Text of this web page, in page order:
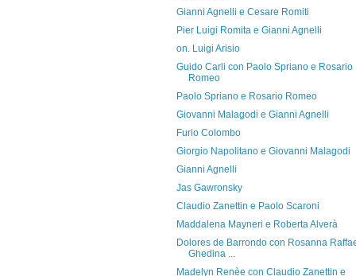
Gianni Agnelli e Cesare Romiti
Pier Luigi Romita e Gianni Agnelli
on. Luigi Arisio
Guido Carli con Paolo Spriano e Rosario
Romeo
Paolo Spriano e Rosario Romeo
Giovanni Malagodi e Gianni Agnelli
Furio Colombo
Giorgio Napolitano e Giovanni Malagodi
Gianni Agnelli
Jas Gawronsky
Claudio Zanettin e Paolo Scaroni
Maddalena Mayneri e Roberta Alverà
Dolores de Barrondo con Rosanna
Ghedina ...
Madelyn Renèe con Claudio Zanettin e